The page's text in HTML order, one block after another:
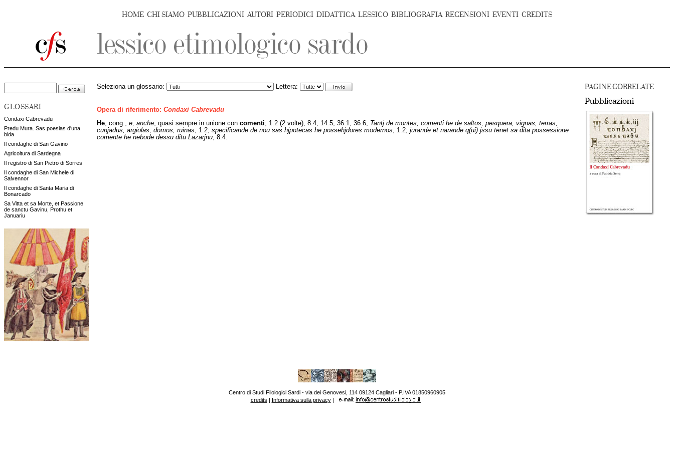
HOME CHI SIAMO PUBBLICAZIONI AUTORI PERIODICI DIDATTICA LESSICO BIBLIOGRAFIA RECENSIONI EVENTI CREDITS
GLOSSARI
Condaxi Cabrevadu
Predu Mura. Sas poesias d'una
bida
Il condaghe di San Gavino
Agricoltura di Sardegna
Il registro di San Pietro di Sorres
Il condaghe di San Michele di
Salvennor
Il condaghe di Santa Maria di
Bonarcado
Sa Vitta et sa Morte, et Passione
de sanctu Gavinu, Prothu et
Januariu
PAGINE CORRELATE
Pubblicazioni
Seleziona un glossario: Lettera:
Opera di riferimento: Condaxi Cabrevadu
He cong., e, anche , quasi sempre in unione con comenti; 1.2 (2 volte), 8.4, 14.5, 36.1, 36.6, Tantj de montes, comenti he de saltos, pesquera, vignas, terras,
cunjadus, argiolas, domos, ruinas , 1.2; specificande de nou sas hjpotecas he possehjdores modernos , 1.2; jurande et narande q(ui) jssu tenet sa dita possessione
comente he nebode dessu ditu Lazarjnu , 8.4.
Centro di Studi Filologici Sardi - via dei Genovesi, 114 09124 Cagliari - P.IVA 01850960905
credits | Informativa sulla privacy|